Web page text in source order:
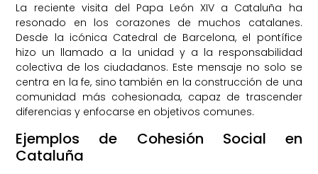
La reciente visita del Papa León XIV a Cataluña ha
resonado en los corazones de muchos catalanes.
Desde la icónica Catedral de Barcelona, el pontífice
hizo un llamado a la unidad y a la responsabilidad
colectiva de los ciudadanos. Este mensaje no solo se
centra en la fe, sino también en la construcción de una
comunidad más cohesionada, capaz de trascender
diferencias y enfocarse en objetivos comunes.
Ejemplos de Cohesión Social en
Cataluña